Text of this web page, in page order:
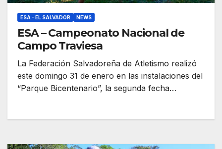
ESA - EL SALVADOR NEWS
ESA – Campeonato Nacional de
Campo Traviesa
La Federación Salvadoreña de Atletismo realizó
este domingo 31 de enero en las instalaciones del
“Parque Bicentenario”, la segunda fecha…